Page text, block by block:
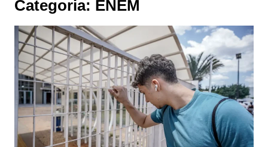
Categoria: ENEM